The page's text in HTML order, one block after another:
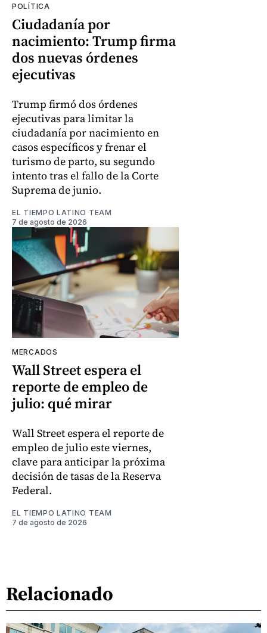
POLÍTICA
Ciudadanía por
nacimiento: Trump firma
dos nuevas órdenes
ejecutivas
Trump firmó dos órdenes
ejecutivas para limitar la
ciudadanía por nacimiento en
casos específicos y frenar el
turismo de parto, su segundo
intento tras el fallo de la Corte
Suprema de junio.
EL TIEMPO LATINO TEAM
7 de agosto de 2026
MERCADOS
Wall Street espera el
reporte de empleo de
julio: qué mirar
Wall Street espera el reporte de
empleo de julio este viernes,
clave para anticipar la próxima
decisión de tasas de la Reserva
Federal.
EL TIEMPO LATINO TEAM
7 de agosto de 2026
Relacionado